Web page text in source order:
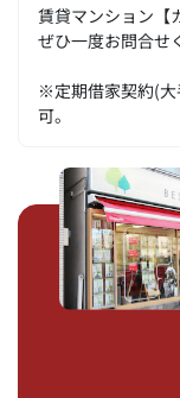
賃貸マンション【
ぜひ一度お問合せ
※定期借家契約(大
可。